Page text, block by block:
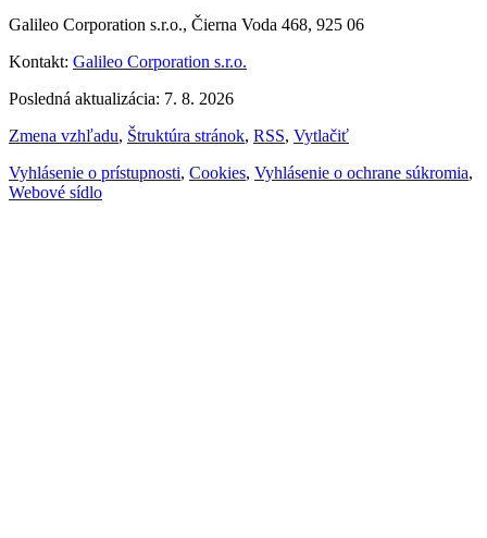
Galileo Corporation s.r.o., Čierna Voda 468, 925 06
Kontakt: Galileo Corporation s.r.o.
Posledná aktualizácia: 7. 8. 2026
Zmena vzhľadu, Štruktúra stránok, RSS, Vytlačiť
Vyhlásenie o prístupnosti, Cookies, Vyhlásenie o ochrane súkromia,
Webové sídlo